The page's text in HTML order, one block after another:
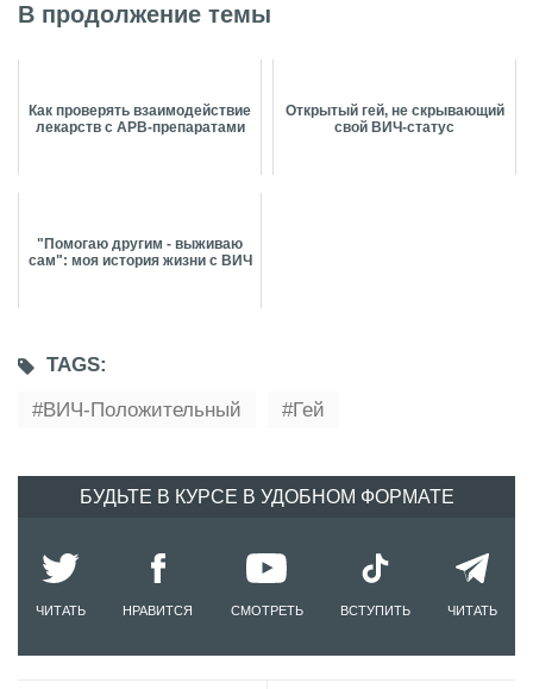
В продолжение темы
Как проверять взаимодействие
лекарств с АРВ-препаратами
Открытый гей, не скрывающий
свой ВИЧ-статус
"Помогаю другим - выживаю
сам": моя история жизни с ВИЧ
TAGS:
ВИЧ-Положительный
Гей
БУДЬТЕ В КУРСЕ В УДОБНОМ ФОРМАТЕ
ЧИТАТЬ НРАВИТСЯ СМОТРЕТЬ ВСТУПИТЬ ЧИТАТЬ